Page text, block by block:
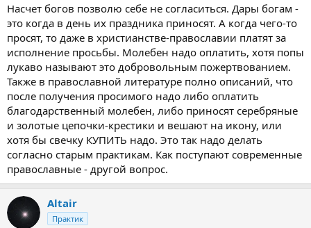
Насчет богов позволю себе не согласиться. Дары богам -
это когда в день их праздника приносят. А когда чего-то
просят, то даже в христианстве-православии платят за
исполнение просьбы. Молебен надо оплатить, хотя попы
лукаво называют это добровольным пожертвованием.
Также в православной литературе полно описаний, что
после получения просимого надо либо оплатить
благодарственный молебен, либо приносят серебряные
и золотые цепочки-крестики и вешают на икону, или
хотя бы свечку КУПИТЬ надо. Это так надо делать
согласно старым практикам. Как поступают современные
православные - другой вопрос.
Altair
Практик